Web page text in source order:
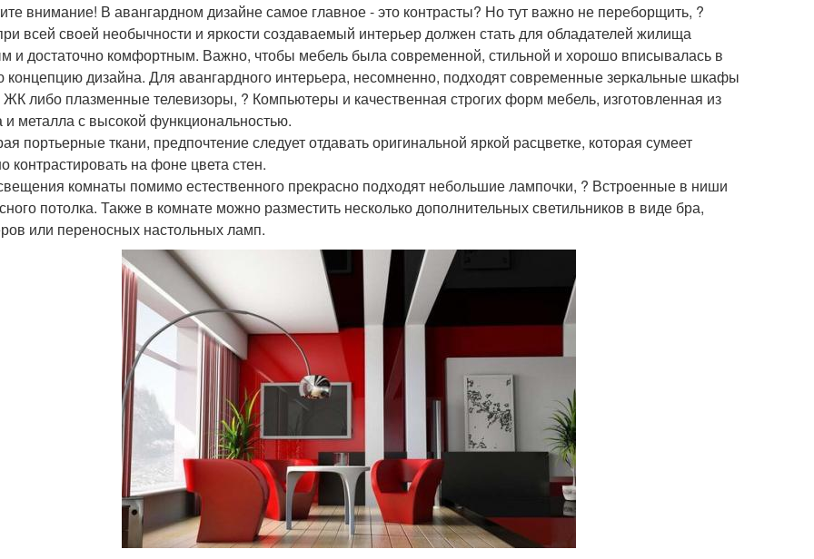
внимание! В авангардном дизайне самое главное - это контрасты? Но тут важно не переборщить, ?
всей своей необычности и яркости создаваемый интерьер должен стать для обладателей жилища
и достаточно комфортным. Важно, чтобы мебель была современной, стильной и хорошо вписывалась в
дизайна. Для авангардного интерьера, несомненно, подходят современные зеркальные шкафы
ЖК либо плазменные телевизоры, ? Компьютеры и качественная строгих форм мебель, изготовленная из
и металла с высокой функциональностью.
портьерные ткани, предпочтение следует отдавать оригинальной яркой расцветке, которая сумеет
контрастировать на фоне цвета стен.
комнаты помимо естественного прекрасно подходят небольшие лампочки, ? Встроенные в ниши
потолка. Также в комнате можно разместить несколько дополнительных светильников в виде бра,
или переносных настольных ламп.